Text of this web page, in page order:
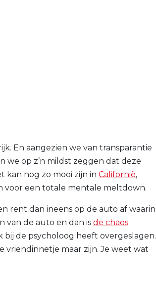
En aangezien we van transparantie
we op z’n mildst zeggen dat deze
kan nog zo mooi zijn in Californië,
voor een totale mentale meltdown.
rent dan ineens op de auto af waarin
van de auto en dan is de chaos
bij de psycholoog heeft overgeslagen.
vriendinnetje maar zijn. Je weet wat